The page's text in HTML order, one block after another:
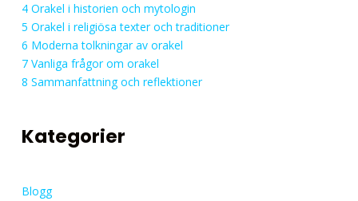
4 Orakel i historien och mytologin
5 Orakel i religiösa texter och traditioner
6 Moderna tolkningar av orakel
7 Vanliga frågor om orakel
8 Sammanfattning och reflektioner
Kategorier
Blogg